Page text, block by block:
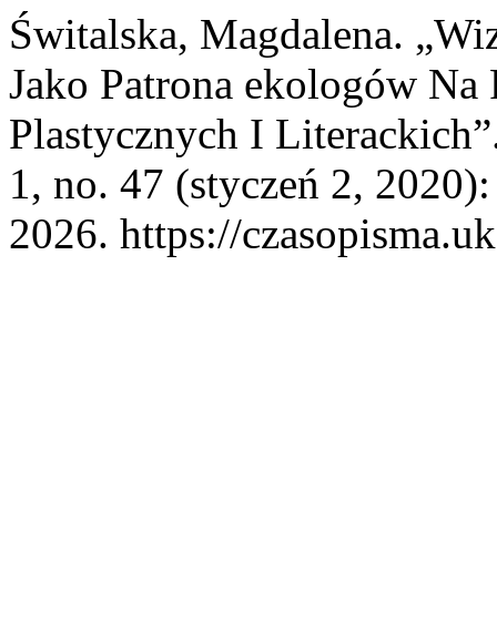
Świtalska, Magdalena.
Jako Patrona ekologów Na
Plastycznych I
1, no. 47 (styczeń 2,
2026. https://